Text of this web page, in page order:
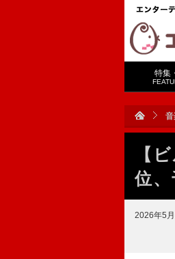
特集
【
位
2026年5